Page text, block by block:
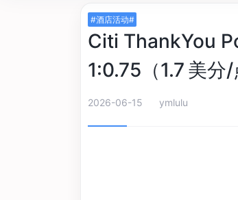
#酒店活动#
Citi ThankYou
1:0.75（1.7 美分/
2026-06-15 ymlulu